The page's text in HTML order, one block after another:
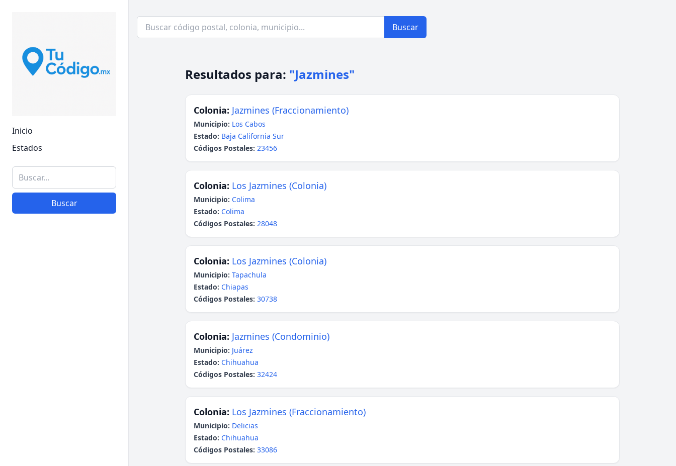
Inicio
Estados
Buscar
Buscar
Resultados para: "Jazmines"
Colonia: Jazmines (Fraccionamiento)
Municipio: Los Cabos
Estado: Baja California Sur
Códigos Postales: 23456
Colonia: Los Jazmines (Colonia)
Municipio: Colima
Estado: Colima
Códigos Postales: 28048
Colonia: Los Jazmines (Colonia)
Municipio: Tapachula
Estado: Chiapas
Códigos Postales: 30738
Colonia: Jazmines (Condominio)
Municipio: Juárez
Estado: Chihuahua
Códigos Postales: 32424
Colonia: Los Jazmines (Fraccionamiento)
Municipio: Delicias
Estado: Chihuahua
Códigos Postales: 33086